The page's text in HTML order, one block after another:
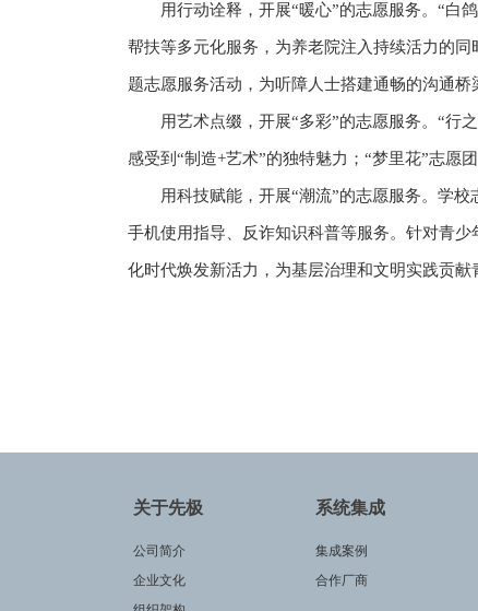
用行动诠释，开展“暖心”的志愿服务。“白
帮扶等多元化服务，为养老院注入持续活力的
题志愿服务活动，为听障人士搭建通畅的沟通桥
用艺术点缀，开展“多彩”的志愿服务。“行
感受到“制造+艺术”的独特魅力；“梦里花”志愿
用科技赋能，开展“潮流”的志愿服务。学
手机使用指导、反诈知识科普等服务。针对青
化时代焕发新活力，为基层治理和文明实践贡献
关于先极
公司简介
企业文化
系统集成
集成案例
合作厂商